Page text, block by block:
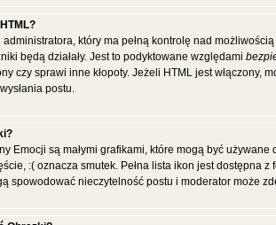
który ma pełną kontrolę nad
będą działały. Jest to podyktowane względami
czy sprawi inne kłopoty. Jeżeli HTML jest włączony,
postu.
Emocji są małymi grafikami, które mogą być
:( oznacza smutek. Pełna lista ikon jest dostępna
spowodować nieczytelność postu i moderator może